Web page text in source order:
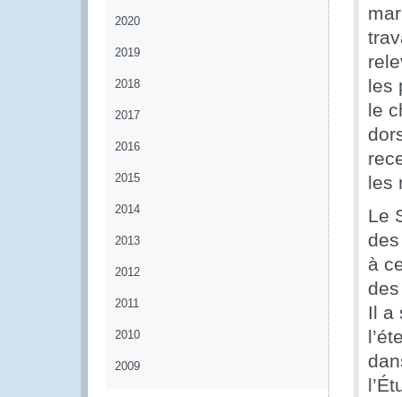
2020
2019
2018
2017
2016
2015
2014
2013
2012
2011
2010
2009
les
le
les
Le
à
Il a